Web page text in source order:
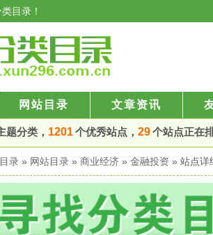
目录！
网站目录 文章资讯
题分类， 1201个优秀站点， 29个站点正在
录 » 网站目录 » 商业经济 » 金融投资 » 站点